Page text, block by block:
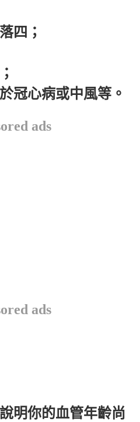
四；
冠心病或中風等。
ads
ads
明你的血管年齡尚